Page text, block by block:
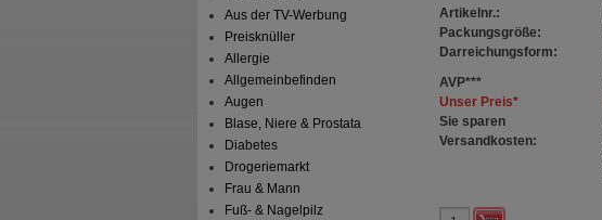
Aus der TV-Werbung
Preisknüller
Allergie
Allgemeinbefinden
Augen
Blase, Niere & Prostata
Diabetes
Drogeriemarkt
Frau & Mann
Fuß- & Nagelpilz
Artikelnr.:
Packungsgröße:
Darreichungsform:
AVP***
Unser Preis*
Sie sparen
Versandkosten: